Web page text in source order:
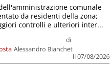
di
Alessandro Bianchet
il 07/08/2026
comunale
da residenti della zona;
controlli e ulteriori inter...